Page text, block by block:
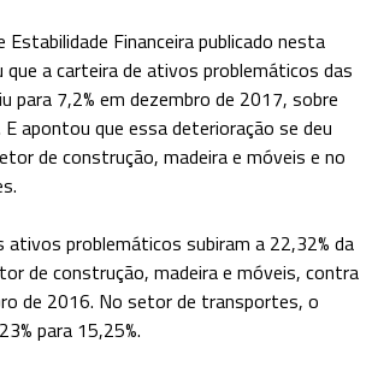
Estabilidade Financeira publicado nesta
que a carteira de ativos problemáticos das
para 7,2% em dezembro de 2017, sobre
apontou que essa deterioração se deu
de construção, madeira e móveis e no
ativos problemáticos subiram a 22,32% da
de construção, madeira e móveis, contra
de 2016. No setor de transportes, o
para 15,25%.